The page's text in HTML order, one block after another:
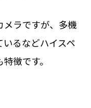
メラですが、多機
るなどハイスペ
徴です。